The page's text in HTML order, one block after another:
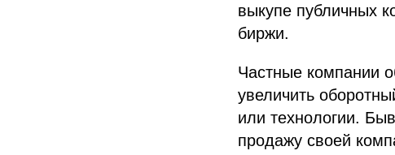
выкупе публичных
биржи.
Частные компании
увеличить
или технологии.
продажу своей